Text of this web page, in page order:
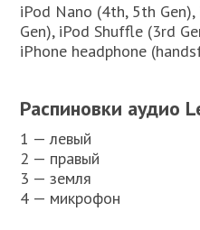
iPod Nano (4th, 5th
Gen), iPod Shuffle (3rd
iPhone headphone
Распиновки аудио
1 — левый
2 — правый
3 — земля
4 — микрофон